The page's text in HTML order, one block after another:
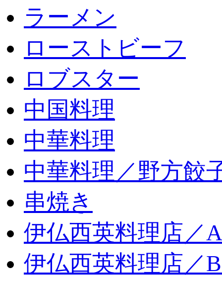
ラーメン
ローストビーフ
ロブスター
中国料理
中華料理
中華料理／野方餃
串焼き
伊仏西英料理店／
伊仏西英料理店／